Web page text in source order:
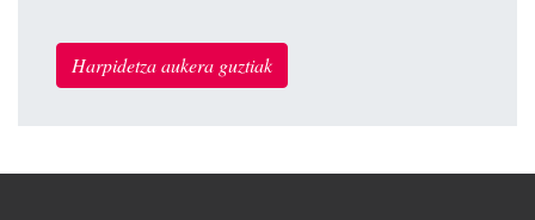
Harpidetza aukera guztiak